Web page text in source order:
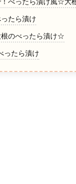
たら漬け
のべったら漬け☆
ったら漬け